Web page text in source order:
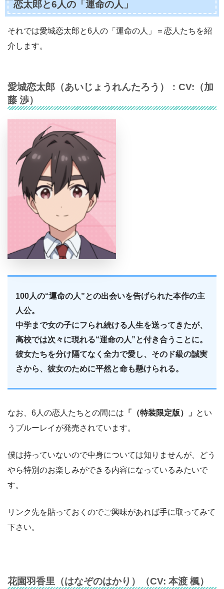
恋太郎と6人の「運命の人」
それでは愛城恋太郎と6人の「運命の人」＝恋人たちを紹
介します。
愛城恋太郎 （あいじょうれんたろう ）：CV:（加
藤 渉）
100人の“運命の人”との出会いを告げられた本作の主
人公。
中学まで女の子にフられ続ける人生を送ってきたが、
高校では次々に現れる“運命の人”と付き合うことに。
彼女たちを分け隔てなく全力で愛し、そのド級の誠実
さから、彼女のために平然と命も懸けられる。
なお、6人の恋人たちとの間には 「（特装限定版）」 とい
うブルーレイが発売されています。
僕は持っていないので中身については知りませんが、どう
やら特別のお楽しみができる内容になっているみたいで
す。
リンク先を貼っておくのでご興味があれば手に取ってみて
下さい。
花園羽香里（はなぞのはかり ）（CV: 本渡 楓）